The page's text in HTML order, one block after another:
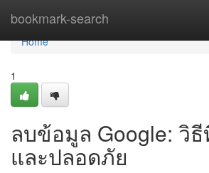
bookmark-search
Home
Home
1
ลบข้อมูล Google: วิ
และปลอดภัย